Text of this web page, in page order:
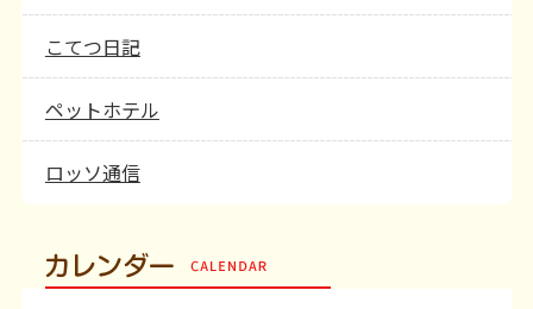
こてつ日記
ペットホテル
ロッソ通信
カレンダー